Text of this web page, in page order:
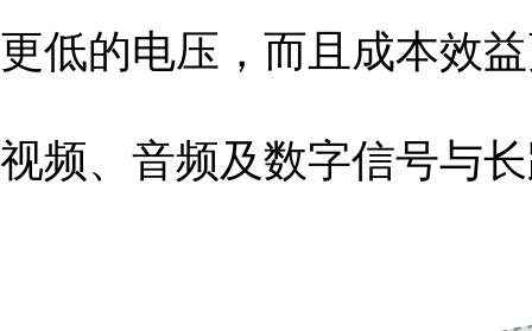
更低的电压，而且成本效
视频、音频及数字信号与